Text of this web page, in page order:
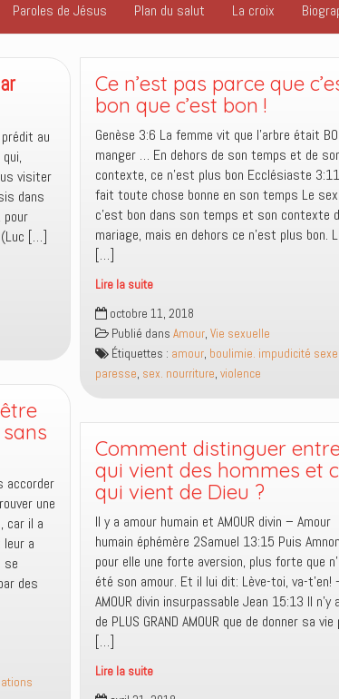
Paroles de Jésus Plan du salut La croix
au
visiter
dans
pour
(Luc […]
accorder
une
car il a
a
se
des
Ce n’est pas parce que
bon que c’est bon !
Genèse 3:6 La femme vit que l’arbre était
manger … En dehors de son temps et de
contexte, ce n’est plus bon Ecclésiaste
fait toute chose bonne en son temps Le
c’est bon dans son temps et son contexte
mariage, mais en dehors ce n’est plus bon.
[…]
Lire la suite
Ce
n’est
pas
parce
que
bon
que
c’est
bon
!
octobre 11, 2018
Publié dans Amour, Vie sexuelle
Étiquettes : amour, boulimie. impudicité sexe
paresse, sex. nourriture, violence
Comment distinguer
qui vient des hommes et
qui vient de Dieu ?
Il y a amour humain et AMOUR divin – Amour
humain éphémère 2Samuel 13:15 Puis
pour elle une forte aversion, plus forte que
été son amour. Et il lui dit: Lève-toi, va-t’en!
AMOUR divin insurpassable Jean 15:13 Il n’y
de PLUS GRAND AMOUR que de donner sa vie
[…]
Lire la suite
Comment